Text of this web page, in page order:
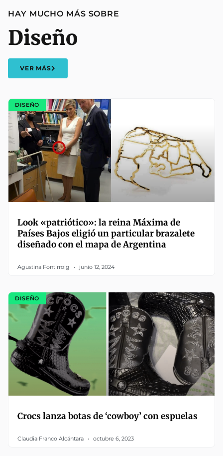
HAY MUCHO MÁS SOBRE
Diseño
VER MÁS
DISEÑO
Look «patriótico»: la reina Máxima de
Países Bajos eligió un particular brazalete
diseñado con el mapa de Argentina
Agustina Fontirroig junio 12, 2024
DISEÑO
Crocs lanza botas de ‘cowboy’ con espuelas
Claudia Franco Alcántara octubre 6, 2023